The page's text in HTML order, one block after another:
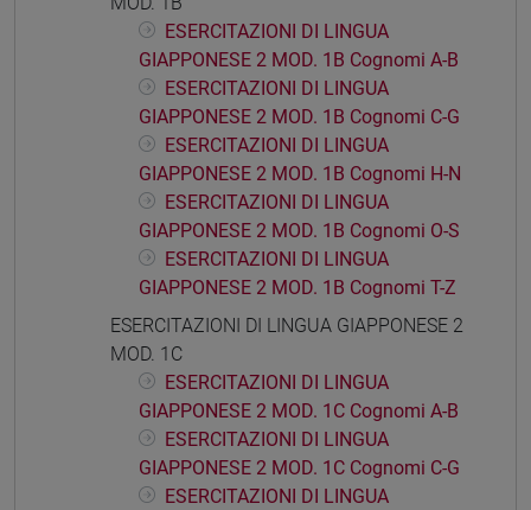
ESERCITAZIONI DI LINGUA
GIAPPONESE 2 MOD. 1B Cognomi A-B
ESERCITAZIONI DI LINGUA
GIAPPONESE 2 MOD. 1B Cognomi C-G
ESERCITAZIONI DI LINGUA
GIAPPONESE 2 MOD. 1B Cognomi H-N
ESERCITAZIONI DI LINGUA
GIAPPONESE 2 MOD. 1B Cognomi O-S
ESERCITAZIONI DI LINGUA
GIAPPONESE 2 MOD. 1B Cognomi T-Z
ESERCITAZIONI DI LINGUA GIAPPONESE 2
MOD. 1C
ESERCITAZIONI DI LINGUA
GIAPPONESE 2 MOD. 1C Cognomi A-B
ESERCITAZIONI DI LINGUA
GIAPPONESE 2 MOD. 1C Cognomi C-G
ESERCITAZIONI DI LINGUA